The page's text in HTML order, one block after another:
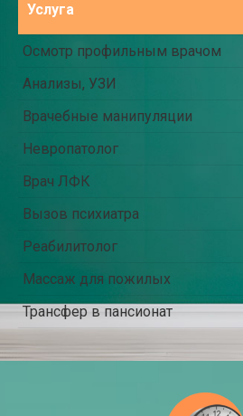
Услуга
Осмотр профильным врачом
Анализы, УЗИ
Врачебные манипуляции
Невропатолог
Врач ЛФК
Вызов психиатра
Реабилитолог
Массаж для пожилых
Трансфер в пансионат